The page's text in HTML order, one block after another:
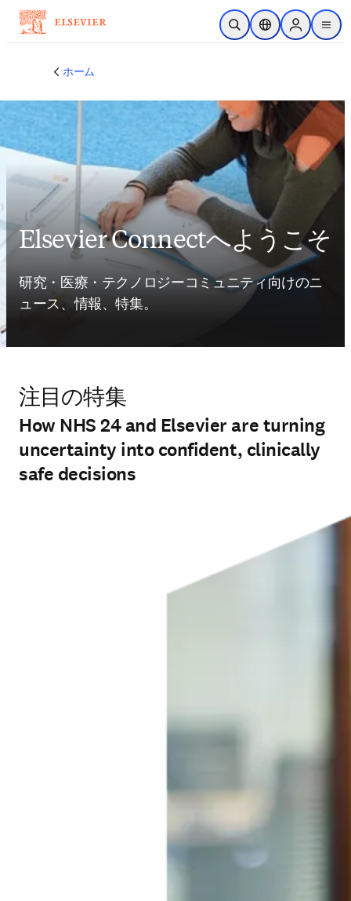
メインのコンテンツにスキップ
検索を開くロケーションセレ
Sign in to
menu
ホーム
Elsevier Connectへようこそ
研究・医療・テクノロジーコミュニティ向けのニ
ュース、情報、特集。
注目の特集
How NHS 24 and Elsevier are turning
uncertainty into confident, clinically
safe decisions